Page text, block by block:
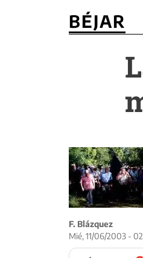
BÉJAR
F. Blázquez
Mié, 11/06/2003 -